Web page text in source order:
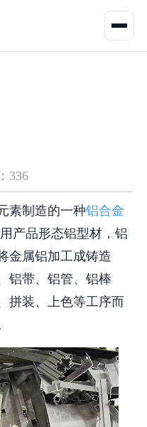
336
素制造的一种铝合金
产品形态铝型材，铝
金属铝加工成铸造
铝带、铝管、铝棒
拼装、上色等工序而